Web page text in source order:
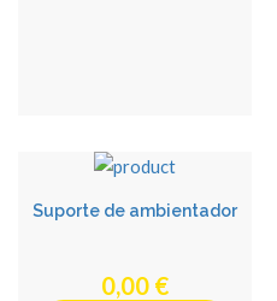
Suporte de ambientador
0,00 €